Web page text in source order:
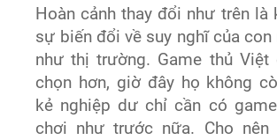
Hoàn cảnh thay đổi như trên là
sự biến đổi về suy nghĩ của
như thị trường. Game thủ
chọn hơn, giờ đây họ không
kẻ nghiệp dư chỉ cần có
chơi như trước nữa. Cho nên